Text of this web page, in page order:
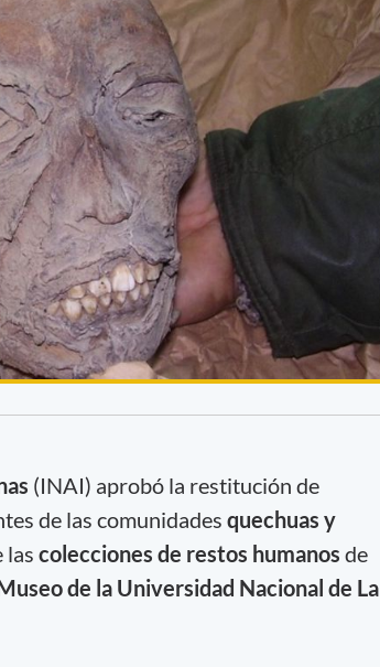
(INAI) aprobó la restitución de
de las comunidades quechuas y
las colecciones de restos humanos de
de la Universidad Nacional de La